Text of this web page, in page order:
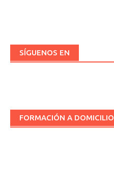
SÍGUENOS EN
FORMACIÓN A DOMICILIO